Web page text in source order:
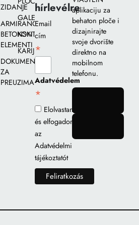
ZIDANJE
ARMIRANO-
BETONSKI
ELEMENTI
DOKUMENTI
ZA
PREUZIMANJE
GALERIJA
KONTAKT
KARIJERA
hírlevélre
Email
cím
*
Adatvédelem
*
Elolvastam
és elfogadom
az
Adatvédelmi
tájékoztatót
aplikaciju za
behaton ploče i
dizajnirajte
svoje dvorište
direktno na
mobilnom
telefonu.